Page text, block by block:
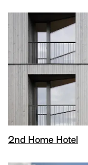
2nd Home Hotel